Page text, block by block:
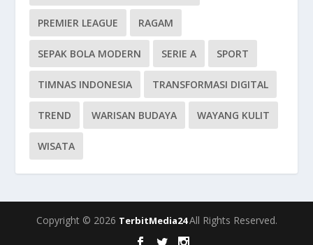
PREMIER LEAGUE RAGAM
SEPAK BOLA MODERN SERIE A SPORT
TIMNAS INDONESIA TRANSFORMASI DIGITAL
TREND WARISAN BUDAYA WAYANG KULIT
WISATA
Copyright © 2026 TerbitMedia24All Rights Reserved.